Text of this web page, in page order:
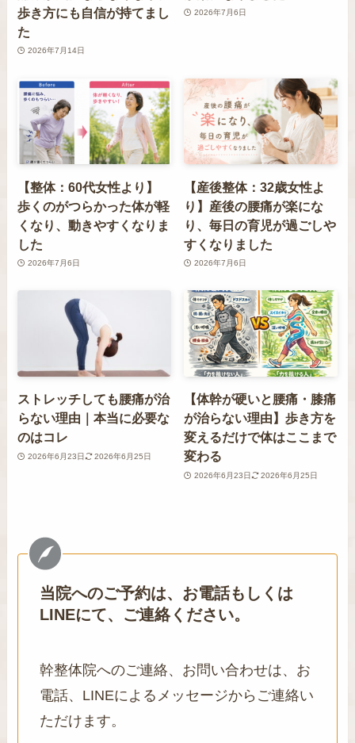
歩き方にも自信が持てまし
た
2026年7月14日
2026年7月6日
【整体：60代女性より】
歩くのがつらかった体が軽
くなり、動きやすくなりま
した
2026年7月6日
【産後整体：32歳女性よ
り】産後の腰痛が楽にな
り、毎日の育児が過ごしや
すくなりました
2026年7月6日
ストレッチしても腰痛が治
らない理由｜本当に必要な
のはコレ
2026年6月23日 2026年6月25日
【体幹が硬いと腰痛・膝痛
が治らない理由】歩き方を
変えるだけで体はここまで
変わる
2026年6月23日 2026年6月25日
当院へのご予約は、お電話もしくは
LINEにて、ご連絡ください。
幹整体院へのご連絡、お問い合わせは、お
電話、LINEによるメッセージからご連絡い
ただけます。